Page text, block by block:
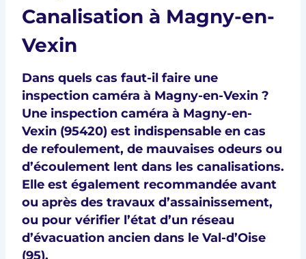
Canalisation à Magny-en-
Vexin
Dans quels cas faut-il faire une
inspection caméra à Magny-en-Vexin ?
Une inspection caméra à Magny-en-
Vexin (95420) est indispensable en cas
de refoulement, de mauvaises odeurs ou
d’écoulement lent dans les canalisations.
Elle est également recommandée avant
ou après des travaux d’assainissement,
ou pour vérifier l’état d’un réseau
d’évacuation ancien dans le Val-d’Oise
(95).